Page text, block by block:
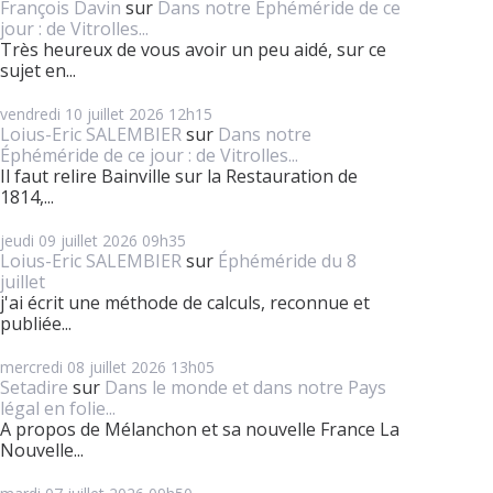
François Davin sur Dans notre Éphéméride de ce
jour : de Vitrolles...
Très heureux de vous avoir un peu aidé, sur ce
sujet en...
vendredi 10 juillet 2026 12h15
Loius-Eric SALEMBIERsur Dans notre
Éphéméride de ce jour : de Vitrolles...
Il faut relire Bainville sur la Restauration de
1814,...
jeudi 09 juillet 2026 09h35
Loius-Eric SALEMBIERsur Éphéméride du 8
juillet
j'ai écrit une méthode de calculs, reconnue et
publiée...
mercredi 08 juillet 2026 13h05
Setadire sur Dans le monde et dans notre Pays
légal en folie...
A propos de Mélanchon et sa nouvelle France La
Nouvelle...